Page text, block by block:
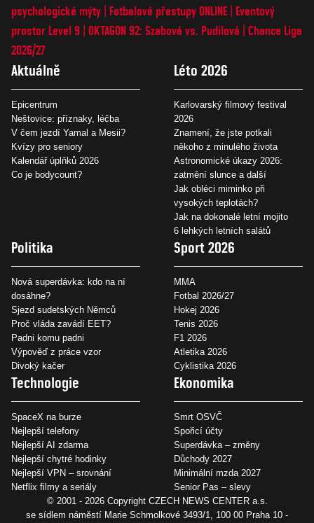
psychologické mýty
Fotbalové přestupy ONLINE
Eventový
prostor Level 9 OKTAGON 92: Szabová vs. Pudilová
Chance Liga
2026/27
Aktuálně
Epicentrum
Neštovice: příznaky, léčba
V čem jezdí Yamal a Mesii?
Kvízy pro seniory
Kalendář úplňků 2026
Co je bodycount?
Léto 2026
Karlovarský filmový festival
2026
Znamení, že jste potkali
někoho z minulého života
Astronomické úkazy 2026:
zatmění slunce a další
Jak obléci miminko při
vysokých teplotách?
Jak na dokonalé letní mojito
6 lehkých letních salátů
Politika
Nová superdávka: kdo na ní
dosáhne?
Sjezd sudetských Němců
Proč vláda zavádí EET?
Padni komu padni
Výpověď z práce vzor
Divoký kačer
Sport 2026
MMA
Fotbal 2026/27
Hokej 2026
Tenis 2026
F1 2026
Atletika 2026
Cyklistika 2026
Technologie
SpaceX na burze
Nejlepší telefony
Nejlepší AI zdarma
Nejlepší chytré hodinky
Nejlepší VPN – srovnání
Netflix filmy a seriály
Ekonomika
Smrt OSVČ
Spořicí účty
Superdávka – změny
Důchody 2027
Minimální mzda 2027
Senior Pas – slevy
© 2001 - 2026 Copyright CZECH NEWS CENTER a.s.
se sídlem náměstí Marie Schmolkové 3493/1, 100 00 Praha 10 -